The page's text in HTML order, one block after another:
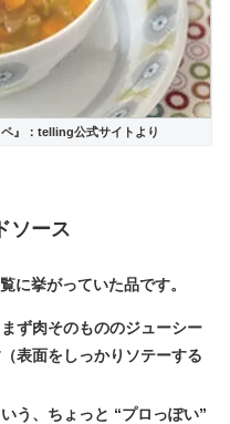
』：telling公式サイトより
ソース
に挙がっていた品です。
ず肉そのもののジューシー
表面をしっかりソテーする
う、ちょっと “プロっぽい”